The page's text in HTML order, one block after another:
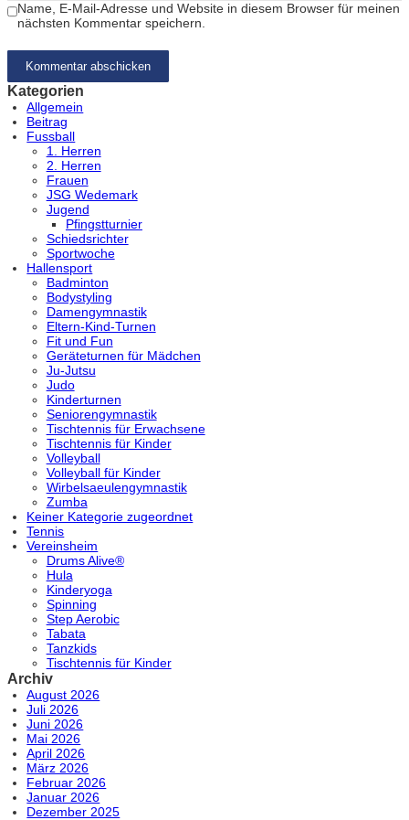
Name, E-Mail-Adresse und Website in diesem Browser für meinen
nächsten Kommentar speichern.
Kategorien
Allgemein
Beitrag
Fussball
1. Herren
2. Herren
Frauen
JSG Wedemark
Jugend
Pfingstturnier
Schiedsrichter
Sportwoche
Hallensport
Badminton
Bodystyling
Damengymnastik
Eltern-Kind-Turnen
Fit und Fun
Geräteturnen für Mädchen
Ju-Jutsu
Judo
Kinderturnen
Seniorengymnastik
Tischtennis für Erwachsene
Tischtennis für Kinder
Volleyball
Volleyball für Kinder
Wirbelsaeulengymnastik
Zumba
Keiner Kategorie zugeordnet
Tennis
Vereinsheim
Drums Alive®
Hula
Kinderyoga
Spinning
Step Aerobic
Tabata
Tanzkids
Tischtennis für Kinder
Archiv
August 2026
Juli 2026
Juni 2026
Mai 2026
April 2026
März 2026
Februar 2026
Januar 2026
Dezember 2025